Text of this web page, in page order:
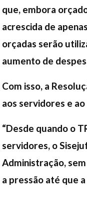
que, embora
acrescida de
orçadas serão
aumento de
Com isso, a
aos servidores e ao
“Desde quando o
servidores, o
Administração,
a pressão até que